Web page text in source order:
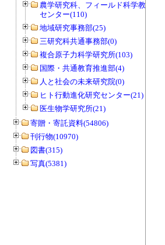
農学研究科、フィールド科学教育研究
センター(110)
地域研究事務部(25)
三研究科共通事務部(0)
複合原子力科学研究所(103)
国際・共通教育推進部(4)
人と社会の未来研究院(0)
ヒト行動進化研究センター(21)
医生物学研究所(21)
寄贈・寄託資料(54806)
刊行物(10970)
図書(315)
写真(5381)